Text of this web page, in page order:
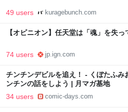
49 users kuragebunch.com
【オピニオン】任天堂は「魂」を失っ
74 users jp.ign.com
チンチンデビルを追え！ - くぼたふ
ンチンの話をしよう | 月マガ基地
34 users comic-days.com